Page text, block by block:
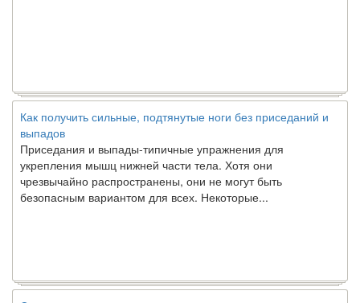
выпадов
Приседания и выпады-типичные упражнения для
укрепления мышц нижней части тела. Хотя они
чрезвычайно распространены, они не могут быть
безопасным вариантом для всех. Некоторые...